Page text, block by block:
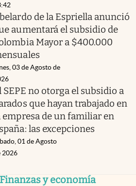
de la Espriella anunció
aumentará el subsidio de
Mayor a $400.000
03 de Agosto de
SEPE no otorga el subsidio a
que hayan trabajado en
empresa de un familiar en
las excepciones
01 de Agosto
2026
y economía